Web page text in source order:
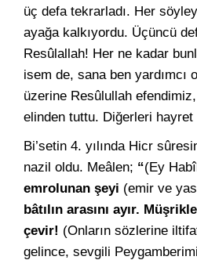
üç defa tekrarladı. Her
ayağa kalkıyordu. Üçüncü
Resûlallah! Her ne kadar
isem de, sana ben yardımcı
üzerine Resûlullah
elinden tuttu. Diğerleri hayret
Bi’setin 4. yılında Hicr
nazil oldu. Meâlen; “(Ey
emrolunan şeyi (emir ve
bâtılın arasını ayır.
çevir! (Onların sözlerine
gelince, sevgili